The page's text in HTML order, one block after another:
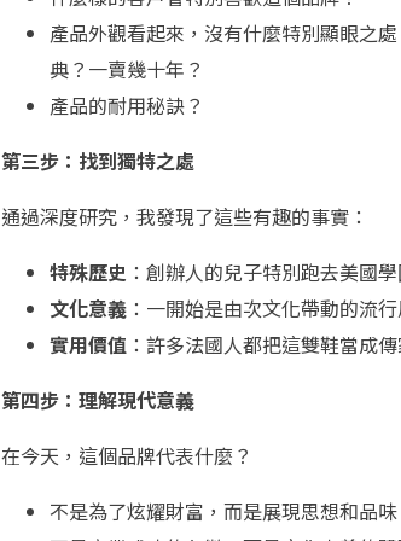
產品外觀看起來，沒有什麼特別顯眼之
典？一賣幾十年？
產品的耐用秘訣？
第三步：找到獨特之處
通過深度研究，我發現了這些有趣的事實：
特殊歷史 ：創辦人的兒子特別跑去美國
文化意義 ：一開始是由次文化帶動的流
實用價值 ：許多法國人都把這雙鞋當成
第四步：理解現代意義
在今天，這個品牌代表什麼？
不是為了炫耀財富，而是展現思想和品味